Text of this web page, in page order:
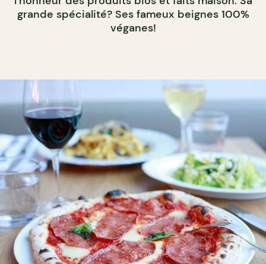
grande spécialité? Ses fameux beignes 100%
véganes!